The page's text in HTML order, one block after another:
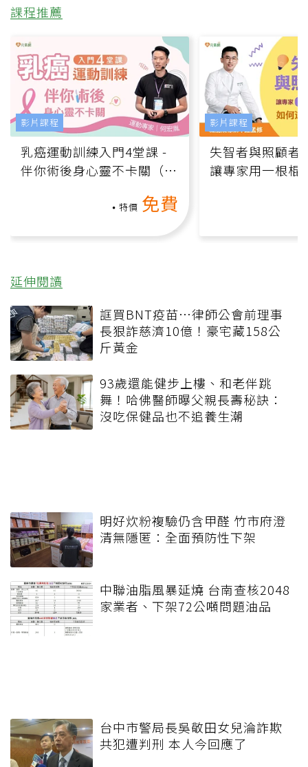
課程推薦
乳癌運動訓練入門4堂課 -
伴你術後身心靈不卡關（線
特價 免費
影片課程
失智者與照顧者
讓專家用一根棍
影片課程
延伸閱讀
誆買BNT疫苗…律師公會前理事
長狠詐慈濟10億！豪宅藏158公
斤黃金
93歲還能健步上樓、和老伴跳
舞！哈佛醫師曝父親長壽秘訣：
沒吃保健品也不追養生潮
明好炊粉複驗仍含甲醛 竹市府澄
清無隱匿：全面預防性下架
中聯油脂風暴延燒 台南查核2048
家業者、下架72公噸問題油品
台中市警局長吳敬田女兒淪詐欺
共犯遭判刑 本人今回應了